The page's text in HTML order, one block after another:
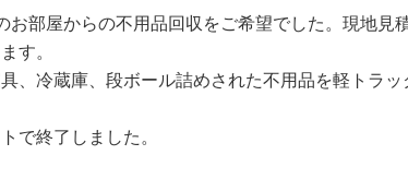
お部屋からの不用品回収をご希望でした。現地見
す。
、冷蔵庫、段ボール詰めされた不用品を軽トラッ
で終了しました。